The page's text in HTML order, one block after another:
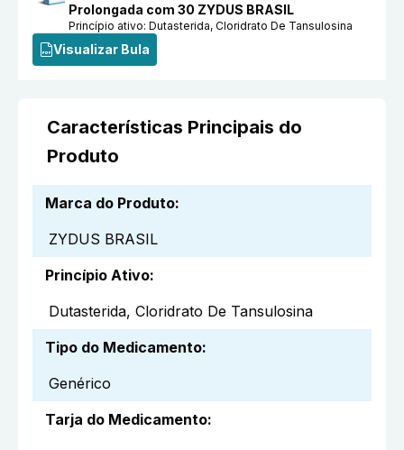
Prolongada com 30 ZYDUS BRASIL
Princípio ativo:Dutasterida, Cloridrato De Tansulosina
Visualizar Bula
Características Principais do
Produto
Marca do Produto:
ZYDUS BRASIL
Princípio Ativo:
Dutasterida, Cloridrato De Tansulosina
Tipo do Medicamento:
Genérico
Tarja do Medicamento: